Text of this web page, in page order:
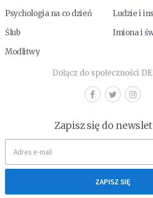
Psychologia na co dzień
Ludzie i
Ślub
Imiona i
Modlitwy
Dołącz do społeczności
Zapisz się do
ZAPISZ SIĘ